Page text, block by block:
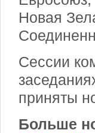
Новая
Сессии
приняты
Больше